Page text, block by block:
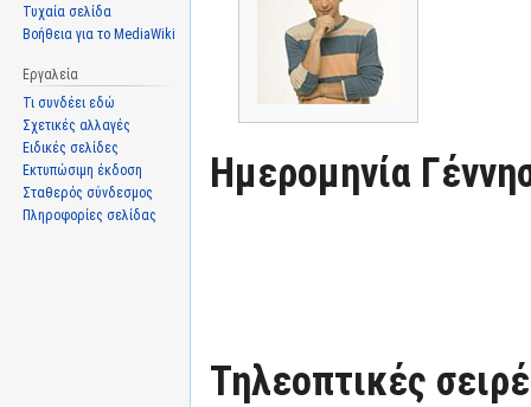
Ημερομηνία
Τηλεοπτικές
Τυχαία σελίδα
Βοήθεια για το MediaWiki
Εργαλεία
Τι συνδέει εδώ
Σχετικές αλλαγές
Ειδικές σελίδες
Εκτυπώσιμη έκδοση
Σταθερός σύνδεσμος
Πληροφορίες σελίδας